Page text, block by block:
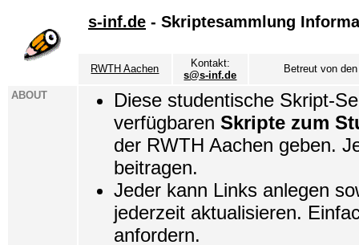
s-inf.de - Skriptesammlung
RWTH Aachen
Kontakt:
s@s-inf.de
Betreut von
ABOUT
Diese studentische Skript-
verfügbaren Skripte zum
der RWTH Aachen geben.
beitragen.
Jeder kann Links anlegen
jederzeit aktualisieren.
anfordern.